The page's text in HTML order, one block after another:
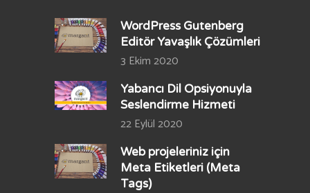
WordPress Gutenberg
Editör Yavaşlık Çözümleri
3 Ekim 2020
Yabancı Dil Opsiyonuyla
Seslendirme Hizmeti
22 Eylül 2020
Web projeleriniz için
Meta Etiketleri (Meta
Tags)